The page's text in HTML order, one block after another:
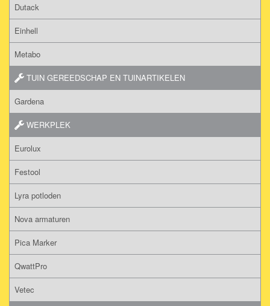
Dutack
Einhell
Metabo
TUIN GEREEDSCHAP EN TUINARTIKELEN
Gardena
WERKPLEK
Eurolux
Festool
Lyra potloden
Nova armaturen
Pica Marker
QwattPro
Vetec